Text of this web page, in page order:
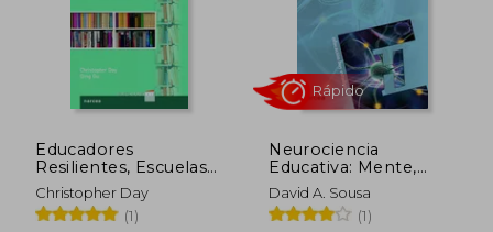
Educadores
Resilientes, Escuelas
Resilientes: Construir
y Sostener la Calidad
Educativa en Tiempos
Christopher Day
(1)
Neurociencia
Educativa: Mente,
Cerebro y Educación
David A. Sousa
(1)